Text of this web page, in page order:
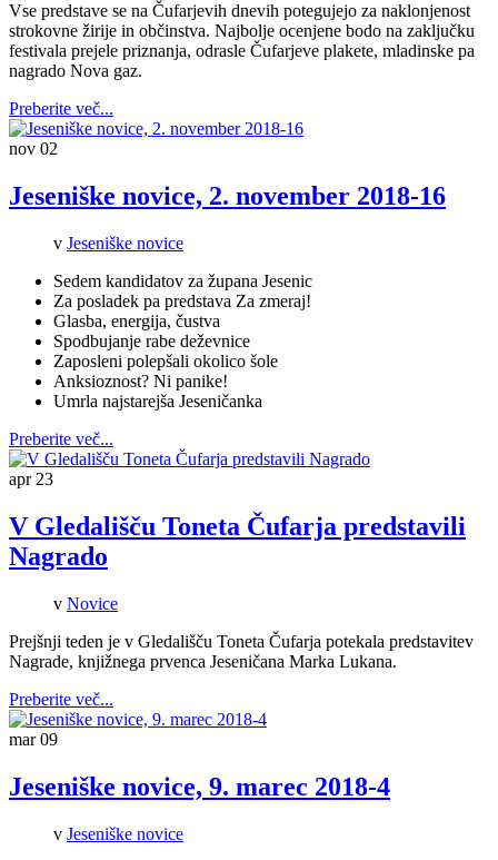
Vse predstave se na Čufarjevih dnevih potegujejo za naklonjenost
strokovne žirije in občinstva. Najbolje ocenjene bodo na zaključku
festivala prejele priznanja, odrasle Čufarjeve plakete, mladinske pa
nagrado Nova gaz.
Preberite več...
nov 02
Jeseniške novice, 2. november 2018-16
v Jeseniške novice
Sedem kandidatov za župana Jesenic
Za posladek pa predstava Za zmeraj!
Glasba, energija, čustva
Spodbujanje rabe deževnice
Zaposleni polepšali okolico šole
Anksioznost? Ni panike!
Umrla najstarejša Jeseničanka
Preberite več...
apr 23
V Gledališču Toneta Čufarja predstavili
Nagrado
v Novice
Prejšnji teden je v Gledališču Toneta Čufarja potekala predstavitev
Nagrade, knjižnega prvenca Jeseničana Marka Lukana.
Preberite več...
mar09
Jeseniške novice, 9. marec 2018-4
v Jeseniške novice